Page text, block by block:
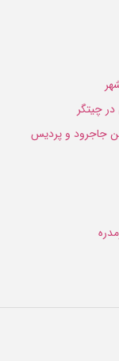
در چیتگر
جاجرود و پردیس